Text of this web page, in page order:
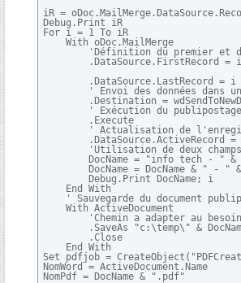
iR =
Debug.Print iR
For i = 1 To iR
    With oDoc.MailMerge
'Définition du premier et
        .DataSource.FirstRecord = i
        .DataSource.LastRecord = i
' Envoi des données dans
.Destination =
        ' Exécution du publipostage
        .Execute
' Actualisation de
.DataSource.ActiveRecord =
'Utilisation de deux
DocName = "info tech - "
DocName = DocName & " - "
        Debug.Print DocName; i
    End With
' Sauvegarde du document
    With ActiveDocument
        'Chemin a adapter au besoin
.SaveAs "c:\temp\" &
        .Close
    End With
Set pdfjob =
NomWord = ActiveDocument.Name
NomPdf = DocName & ".pdf"